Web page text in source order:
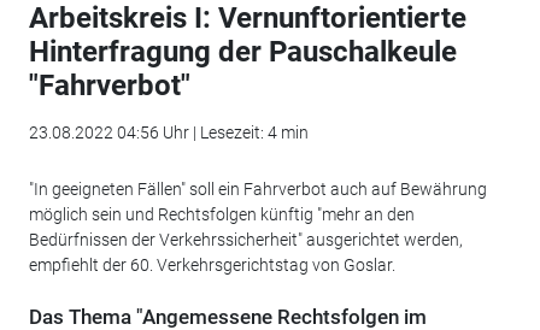
Arbeitskreis I: Vernunftorientierte
Hinterfragung der Pauschalkeule
"Fahrverbot"
23.08.2022 04:56 Uhr | Lesezeit: 4 min
"In geeigneten Fällen" soll ein Fahrverbot auch auf Bewährung
möglich sein und Rechtsfolgen künftig "mehr an den
Bedürfnissen der Verkehrssicherheit" ausgerichtet werden,
empfiehlt der 60. Verkehrsgerichtstag von Goslar.
Das Thema "Angemessene Rechtsfolgen im